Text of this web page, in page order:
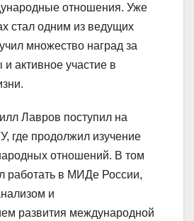
отношения. Уже
стал одним из ведущих
множество наград за
активное участие в
Лавров поступил на
где продолжил изучение
отношений. В том
работать в МИДе России,
и
развития международной